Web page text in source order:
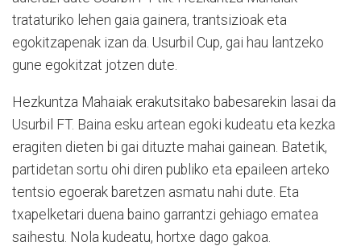
trataturiko lehen gaia gainera, trantsizioak eta
egokitzapenak izan da. Usurbil Cup, gai hau lantzeko
gune egokitzat jotzen dute.
Hezkuntza Mahaiak erakutsitako babesarekin lasai da
Usurbil FT. Baina esku artean egoki kudeatu eta kezka
eragiten dieten bi gai dituzte mahai gainean. Batetik,
partidetan sortu ohi diren publiko eta epaileen arteko
tentsio egoerak baretzen asmatu nahi dute. Eta
txapelketari duena baino garrantzi gehiago ematea
saihestu. Nola kudeatu, hortxe dago gakoa.